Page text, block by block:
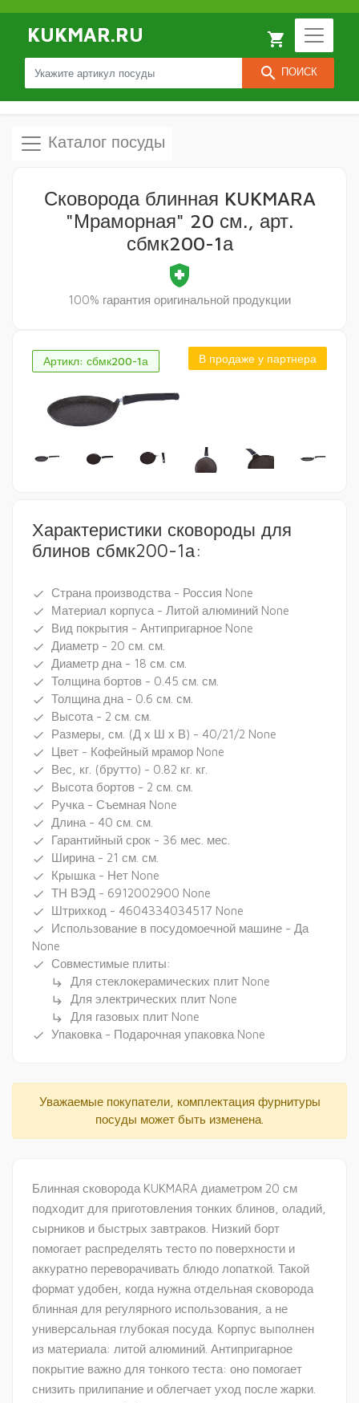
KUKMAR.RU
search ПОИСК
local_grocery_store
Каталог посуды
Артикл: сбмк200-1а В продаже у партнера
Сковорода блинная KUKMARA
"Мраморная" 20 см., арт.
сбмк200-1а
health_and_safety
100% гарантия оригинальной продукции
Характеристики сковороды для
блинов сбмк200-1а:
done Страна производства - Россия None
done Материал корпуса - Литой алюминий None
done Вид покрытия - Антипригарное None
done Диаметр - 20 см. см.
done Диаметр дна - 18 см. см.
done Толщина бортов - 0.45 см. см.
done Толщина дна - 0.6 см. см.
done Высота - 2 см. см.
done Размеры, см. (Д х Ш х В) - 40/21/2 None
done Цвет - Кофейный мрамор None
done Вес, кг. (брутто) - 0.82 кг. кг.
done Высота бортов - 2 см. см.
done Ручка - Съемная None
done Длина - 40 см. см.
done Гарантийный срок - 36 мес. мес.
done Ширина - 21 см. см.
done Крышка - Нет None
done ТН ВЭД - 6912002900 None
done Штрихкод - 4604334034517 None
done
Использование в посудомоечной машине - Да
None
done Совместимые плиты:
subdirectory_arrow_right Для стеклокерамических плит None
subdirectory_arrow_right Для электрических плит None
subdirectory_arrow_right Для газовых плит None
done Упаковка - Подарочная упаковка None
Уважаемые покупатели, комплектация фурнитуры
посуды может быть изменена.
Блинная сковорода KUKMARA диаметром 20 см
подходит для приготовления тонких блинов, оладий,
сырников и быстрых завтраков. Низкий борт
помогает распределять тесто по поверхности и
аккуратно переворачивать блюдо лопаткой. Такой
формат удобен, когда нужна отдельная сковорода
блинная для регулярного использования, а не
универсальная глубокая посуда. Корпус выполнен
из материала: литой алюминий. Антипригарное
покрытие важно для тонкого теста: оно помогает
снизить прилипание и облегчает уход после жарки.